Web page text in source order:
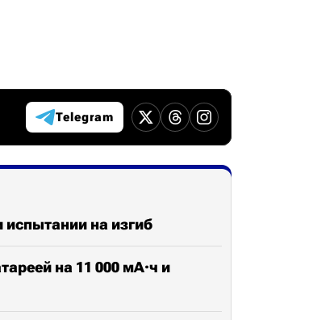
Telegram
испытании на изгиб
на 11 000 мА·ч и